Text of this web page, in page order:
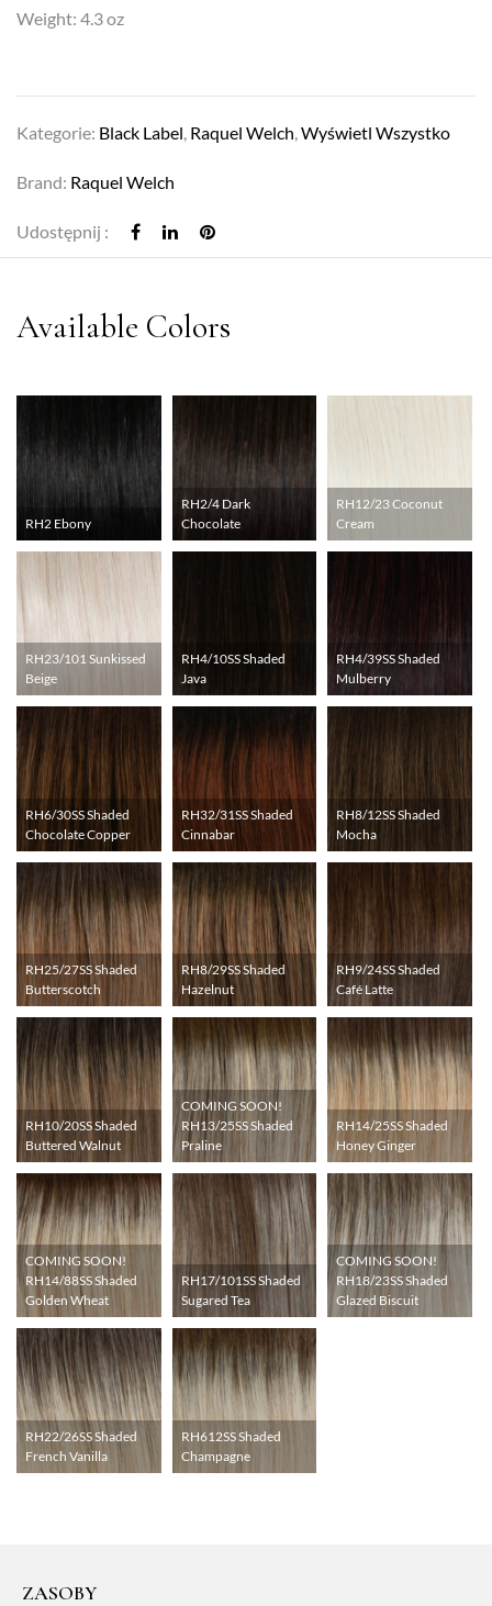
Weight: 4.3 oz
Kategorie: Black Label, Raquel Welch,Wyświetl Wszystko
Brand: Raquel Welch
Udostępnij :
RH2 Ebony
RH2/4 Dark
Chocolate
RH12/23 Coconut
Cream
RH23/101 Sunkissed
Beige
RH4/10SS Shaded
Java
RH4/39SS Shaded
Mulberry
RH6/30SS Shaded
Chocolate Copper
RH32/31SS Shaded
Cinnabar
RH8/12SS Shaded
Mocha
RH25/27SS Shaded
Butterscotch
RH8/29SS Shaded
Hazelnut
RH9/24SS Shaded
Café Latte
RH10/20SS Shaded
Buttered Walnut
COMING SOON!
RH13/25SS Shaded
Praline
RH14/25SS Shaded
Honey Ginger
COMING SOON!
RH14/88SS Shaded
Golden Wheat
RH17/101SS Shaded
Sugared Tea
COMING SOON!
RH18/23SS Shaded
Glazed Biscuit
RH22/26SS Shaded
French Vanilla
RH612SS Shaded
Champagne
ZASOBY